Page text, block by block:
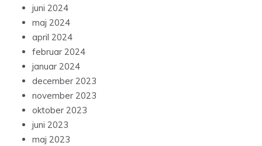
juni 2024
maj 2024
april 2024
februar 2024
januar 2024
december 2023
november 2023
oktober 2023
juni 2023
maj 2023